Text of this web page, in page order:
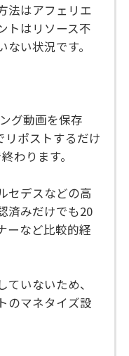
法はアフェリエ
トはリソース不
い状況です。
グ動画を保存
ポストするだけ
わります。
セデスなどの高
済みだけでも20
ーなど比較的経
いないため、
のマネタイズ設